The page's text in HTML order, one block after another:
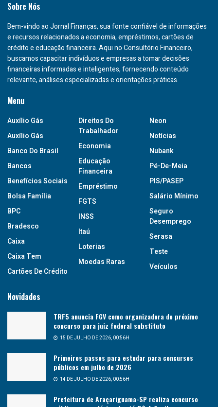
Sobre Nós
Bem-vindo ao Jornal Finanças, sua fonte confiável de informações
e recursos relacionados a economia, empréstimos, cartões de
crédito e educação financeira. Aqui no Consultório Financeiro,
buscamos capacitar indivíduos e empresas a tomar decisões
financeiras informadas e inteligentes, fornecendo conteúdo
relevante, análises especializadas e orientações práticas.
Menu
Auxílio Gás
Auxílio Gás
Banco Do Brasil
Bancos
Benefícios Sociais
Bolsa Família
BPC
Bradesco
Caixa
Caixa Tem
Cartões De Crédito
Direitos Do
Trabalhador
Economia
Educação
Financeira
Empréstimo
FGTS
INSS
Itaú
Loterias
Moedas Raras
Neon
Notícias
Nubank
Pé-De-Meia
PIS/PASEP
Salário Mínimo
Seguro
Desemprego
Serasa
Teste
Veículos
Novidades
TRF5 anuncia FGV como organizadora do próximo
concurso para juiz federal substituto
15 DE JULHO DE 2026, 00:56H
Primeiros passos para estudar para concursos
públicos em julho de 2026
14 DE JULHO DE 2026, 00:56H
Prefeitura de Araçariguama-SP realiza concurso